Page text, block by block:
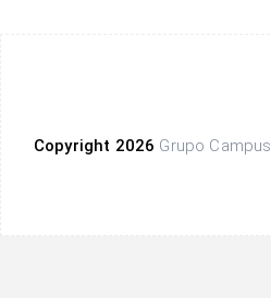
Copyright 2026 Grupo Campus